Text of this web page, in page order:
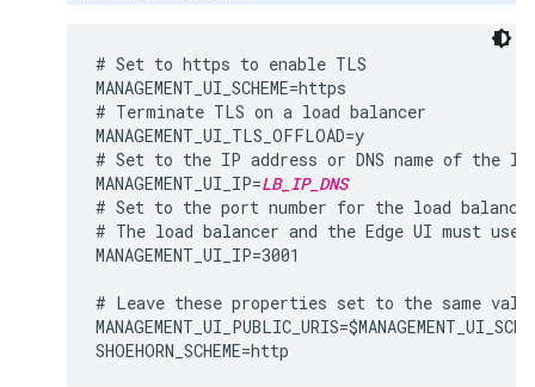
# Set to https to enable TLS
MANAGEMENT_UI_SCHEME=https
# Terminate TLS on a load balancer
MANAGEMENT_UI_TLS_OFFLOAD=y
# Set to the IP address or DNS name of the
MANAGEMENT_UI_IP=LB_IP_DNS
# Set to the port number for the load
# The load balancer and the Edge UI must use
MANAGEMENT_UI_IP=3001
# Leave these properties set to the same